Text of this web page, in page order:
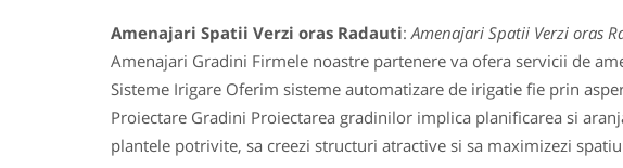
Amenajari Spatii Verzi oras Radauti:Amenajari Spatii Verzi oras
Amenajari Gradini Firmele noastre partenere va ofera servicii de
Sisteme Irigare Oferim sisteme automatizare de irigatie fie prin
Proiectare Gradini Proiectarea gradinilor implica planificarea si
plantele potrivite, sa creezi structuri atractive si sa maximizezi